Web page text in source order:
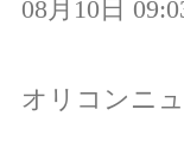
08月10日
オリコンニ